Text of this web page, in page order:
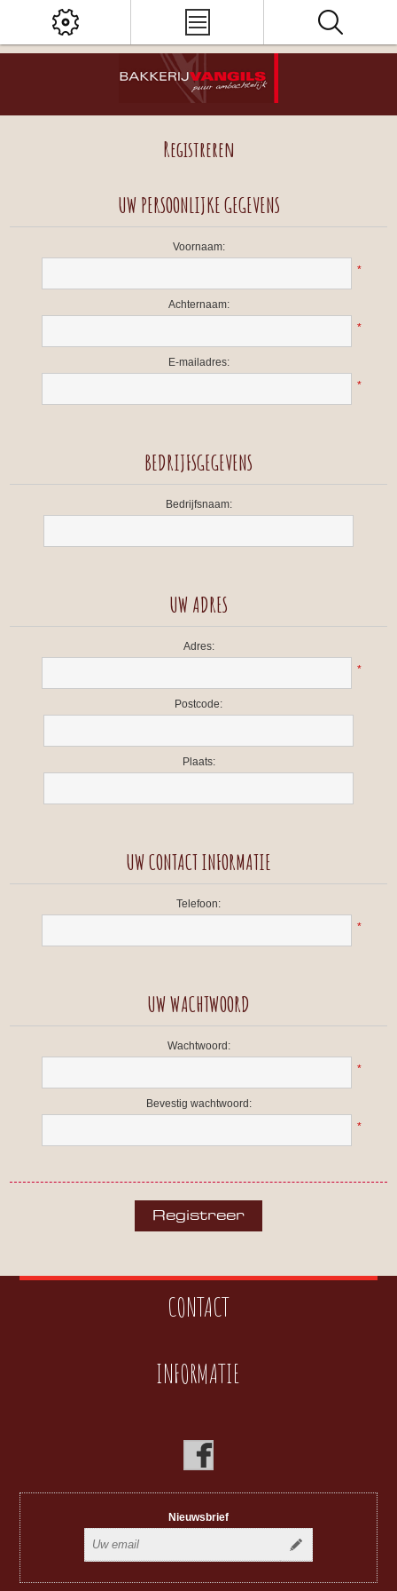
Registreren
UW PERSOONLIJKE GEGEVENS
Voornaam:
*
Achternaam:
*
E-mailadres:
*
BEDRIJFSGEGEVENS
Bedrijfsnaam:
UW ADRES
Adres:
*
Postcode:
Plaats:
UW CONTACT INFORMATIE
Telefoon:
*
UW WACHTWOORD
Wachtwoord:
*
Bevestig wachtwoord:
*
CONTACT
INFORMATIE
Nieuwsbrief